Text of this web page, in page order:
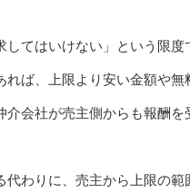
てはいけない」という限
ば、上限より安い金額や無
会社が売主側からも報酬
わりに、売主から上限の